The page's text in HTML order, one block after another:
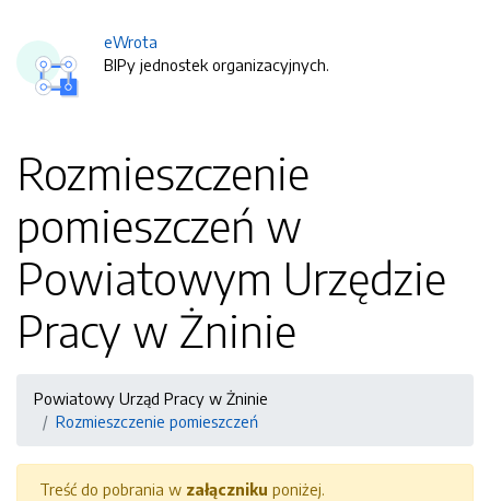
eWrota
BIPy jednostek organizacyjnych.
Rozmieszczenie
pomieszczeń w
Powiatowym Urzędzie
Pracy w Żninie
Powiatowy Urząd Pracy w Żninie
Rozmieszczenie pomieszczeń
Treść do pobrania w załączniku poniżej.